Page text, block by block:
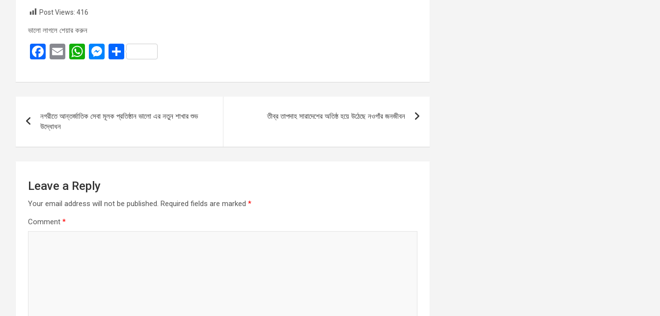
Post Views: 416
ভালো লাগলে শেয়ার করুন
F
ce
o
o
k
E
ail
W
at
A
p
M
se
g
S
ar
navigation
নগরীতে আন্তর্জাতিক সেবা মূলক প্রতিষ্ঠান ভালো এর নতুন শাখার শুভ
উদ্ধোধন
তীব্র তাপদাহ সারাদেশের অতিষ্ঠ হয়ে উঠেছে নওগাঁর জনজীবন
Leave a Reply
Your email address will not be published. Required fields are marked *
Comment *